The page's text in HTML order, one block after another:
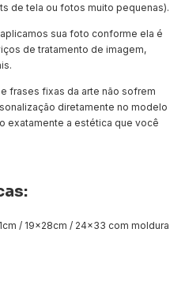
de tela ou fotos muito pequenas).
sua foto conforme ela é
de tratamento de imagem,
frases fixas da arte não sofrem
diretamente no modelo
exatamente a estética que você
/ 19x28cm / 24x33 com moldura